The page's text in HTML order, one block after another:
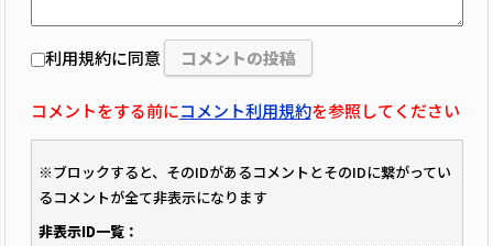
利用規約に同意
コメントをする前にコメント利用規約を参照してください
※ブロックすると、そのIDがあるコメントとそのIDに繋がってい
るコメントが全て非表示になります
非表示ID一覧：